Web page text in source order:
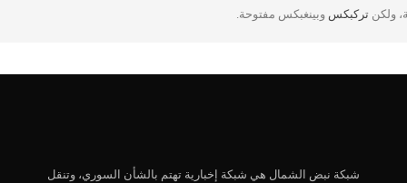
ولكن تركبكس وبينغبكس مفتوحة.
شبكة نبض الشمال هي شبكة إخبارية تهتم بالشأن السوري، وتنقل